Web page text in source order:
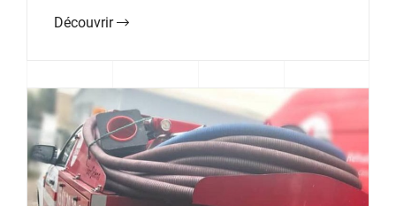
Découvrir